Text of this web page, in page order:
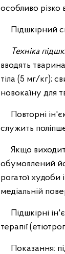
особливо різко
Підшкірний
Техніка
вводять
тіла (5 мг/кг);
новокаїну для
Повторні
служить
Якщо
обумовлений
рогатої худоби
медіальній
Підшкірні
терапії
Показання: